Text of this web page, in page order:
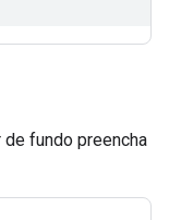
fundo preencha